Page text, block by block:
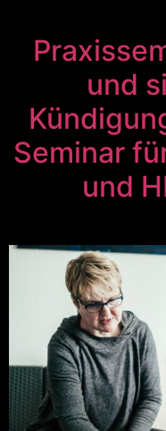
und
Seminar
und